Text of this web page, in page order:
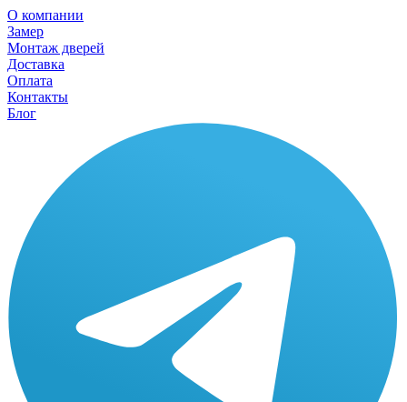
О компании
Замер
Монтаж дверей
Доставка
Оплата
Контакты
Блог